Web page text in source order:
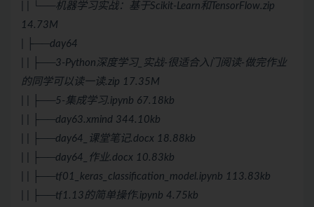
| | └──机器学习实战：基于Scikit-Learn和TensorFlow.zip
14.73M
| ├──day64
| | ├──3-Python深度学习_实战-很适合入门阅读-做完作业
的同学可以读一读.zip 17.35M
| | ├──5-集成学习.ipynb 67.18kb
| | ├──day63.xmind 344.10kb
| | ├──day64_课堂笔记.docx 18.88kb
| | ├──day64_作业.docx 10.83kb
| | ├──tf01_keras_classification_model.ipynb 113.83kb
| | ├──tf1.13的简单操作.ipynb 4.75kb